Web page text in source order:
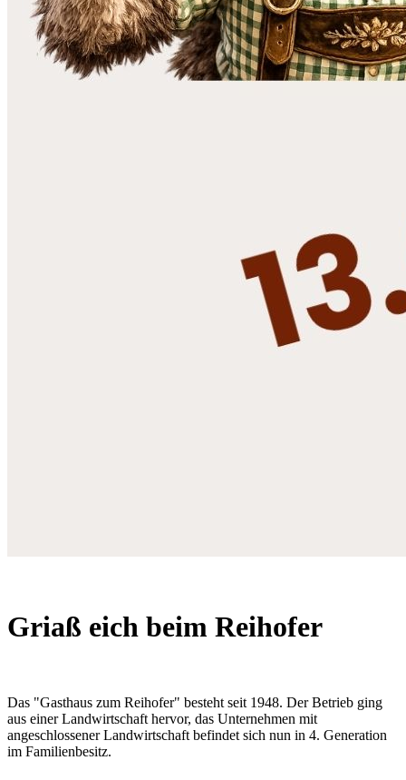
Griaß eich beim Reihofer
Das "Gasthaus zum Reihofer" besteht seit 1948. Der Betrieb ging
aus einer Landwirtschaft hervor, das Unternehmen mit
angeschlossener Landwirtschaft befindet sich nun in 4. Generation
im Familienbesitz.